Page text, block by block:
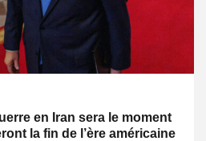
en Iran sera le moment
la fin de l’ère américaine